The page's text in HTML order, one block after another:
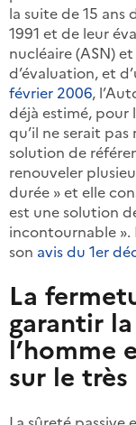
la suite de 15 ans
1991 et de leur
nucléaire (ASN)
d’évaluation, et
février 2006,
déjà estimé, pour
qu’il ne serait
solution de
renouveler
durée » et elle
est une solution
incontournable ».
son avis du 1er
La
garantir
l’homme
sur le